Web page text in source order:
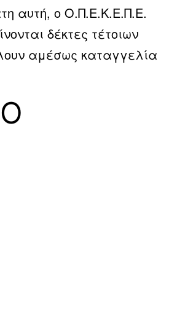
αυτή, ο Ο.Π.Ε.Κ.Ε.Π.Ε.
δέκτες τέτοιων
αμέσως καταγγελία